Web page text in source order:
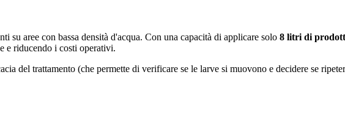
su aree con bassa densità d'acqua. Con una capacità di applicare solo 8 litri di
e riducendo i costi operativi.
del trattamento (che permette di verificare se le larve si muovono e decidere se